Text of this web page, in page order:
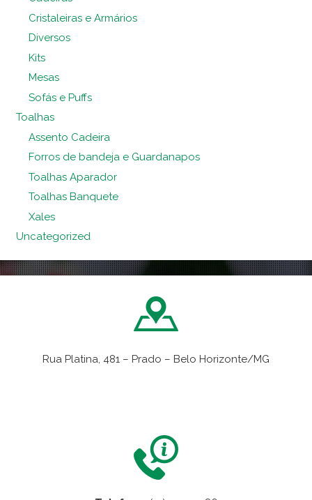
Cristaleiras e Armários
Diversos
Kits
Mesas
Sofás e Puffs
Toalhas
Assento Cadeira
Forros de bandeja e Guardanapos
Toalhas Aparador
Toalhas Banquete
Xales
Uncategorized
Rua Platina, 481 – Prado – Belo Horizonte/MG